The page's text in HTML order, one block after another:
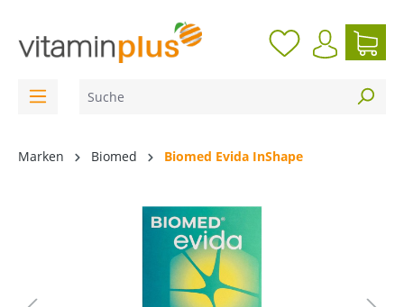
Marken Biomed Biomed Evida InShape